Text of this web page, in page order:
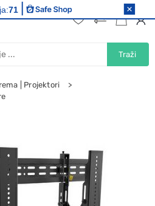
Traži
| Projektori
71